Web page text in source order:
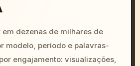
em dezenas de milhares de
modelo, período e palavras-
engajamento: visualizações,